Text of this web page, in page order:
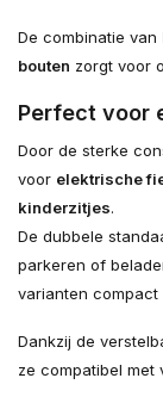
De combinatie van
bouten zorgt voor
Perfect voor
Door de sterke
voor elektrische
kinderzitjes.
De dubbele
parkeren of
varianten compact
Dankzij de
ze compatibel met